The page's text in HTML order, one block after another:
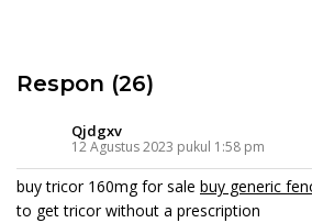
Respon (26)
Qjdgxv
12 Agustus 2023 pukul 1:58 pm
buy tricor 160mg for sale buy generic
to get tricor without a prescription